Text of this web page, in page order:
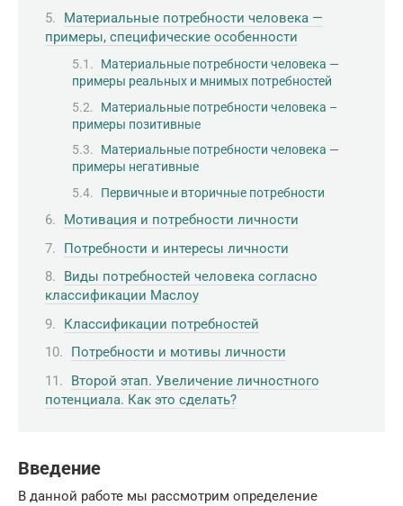
Материальные потребности человека —
примеры, специфические особенности
Материальные потребности человека —
примеры реальных и мнимых потребностей
Материальные потребности человека –
примеры позитивные
Материальные потребности человека —
примеры негативные
Первичные и вторичные потребности
Мотивация и потребности личности
Потребности и интересы личности
Виды потребностей человека согласно
классификации Маслоу
Классификации потребностей
Потребности и мотивы личности
Второй этап. Увеличение личностного
потенциала. Как это сделать?
Введение
В данной работе мы рассмотрим определение